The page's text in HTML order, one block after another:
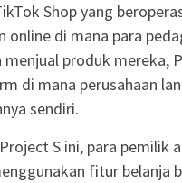
Shop yang
online di mana para
produk mereka,
di mana perusahaan
sendiri.
S ini, para pemilik
fitur belanja